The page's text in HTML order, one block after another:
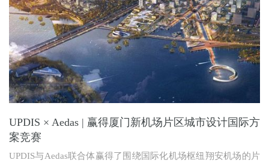
UPDIS × Aedas | 赢得厦门新机场片区城市设计国际方
案竞赛
UPDIS与Aedas联合体赢得了围绕国际化机场枢纽翔安机场的片